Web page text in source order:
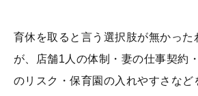
育休を取ると言う選択肢が無かった
が、店舗1人の体制・妻の仕事契約
のリスク・保育園の入れやすさなど